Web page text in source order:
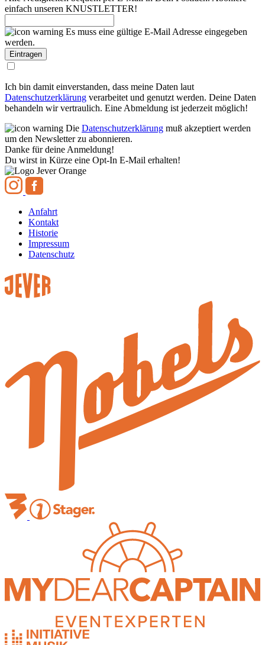
einfach unseren KNUSTLETTER!
Es muss eine gültige E-Mail Adresse eingegeben
werden.
Ich bin damit einverstanden, dass meine Daten laut
Datenschutzerklärung verarbeitet und genutzt werden. Deine Daten
behandeln wir vertraulich. Eine Abmeldung ist jederzeit möglich!
Die Datenschutzerklärung muß akzeptiert werden
um den Newsletter zu abonnieren.
Danke für deine Anmeldung!
Du wirst in Kürze eine Opt-In E-Mail erhalten!
Anfahrt
Kontakt
Historie
Impressum
Datenschutz